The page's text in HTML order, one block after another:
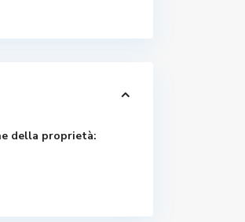
della proprietà: